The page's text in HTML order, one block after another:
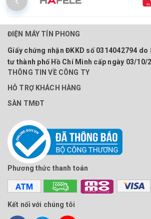
ĐIỆN MÁY TÍN PHONG
Giấy chứng nhận ĐKKD số 0314042794 do
tư thành phố Hồ Chí Minh cấp ngày 03/10/
THÔNG TIN VỀ CÔNG TY
HỖ TRỢ KHÁCH HÀNG
SÀN TMĐT
Phương thức thanh toán
Kết nối với chúng tôi